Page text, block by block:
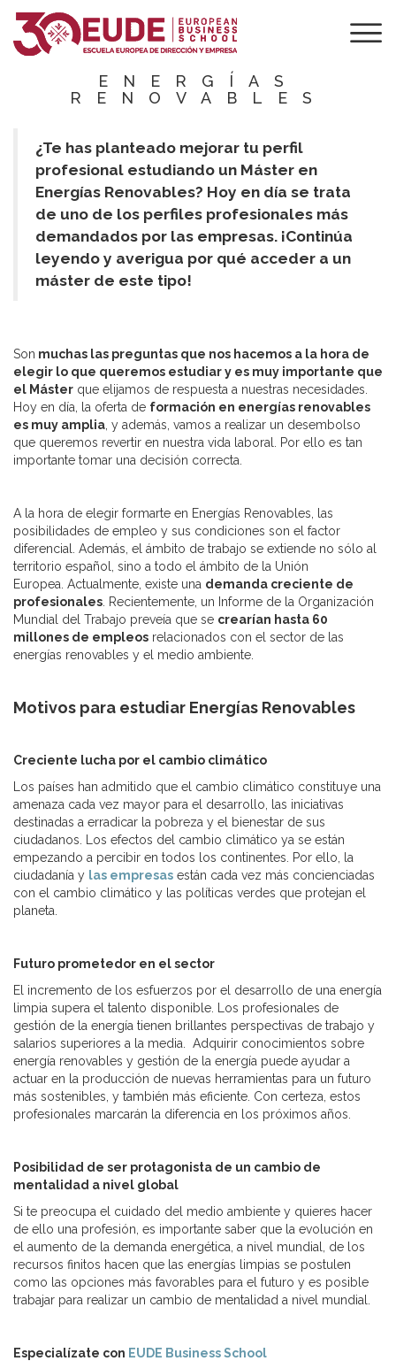
3 RAZONES PARA
ESTUDIAR UN
ENERGÍAS
RENOVABLES
¿Te has planteado mejorar tu perfil
profesional estudiando un Máster en
Energías Renovables? Hoy en día se trata
de uno de los perfiles profesionales más
demandados por las empresas. ¡Continúa
leyendo y averigua por qué acceder a un
máster de este tipo!
Son muchas las preguntas que nos hacemos a la hora de
elegir lo que queremos estudiar y es muy importante que
el Máster que elijamos de respuesta a nuestras necesidades.
Hoy en día, la oferta de formación en energías renovables
es muy amplia , y además, vamos a realizar un desembolso
que queremos revertir en nuestra vida laboral. Por ello es tan
importante tomar una decisión correcta.
A la hora de elegir formarte en Energías Renovables, las
posibilidades de empleo y sus condiciones son el factor
diferencial. Además, el ámbito de trabajo se extiende no sólo al
territorio español, sino a todo el ámbito de la Unión
Europea. Actualmente, existe una demanda creciente de
profesionales . Recientemente, un Informe de la Organización
Mundial del Trabajo preveía que se crearían hasta 60
millones de empleos relacionados con el sector de las
energías renovables y el medio ambiente.
Motivos para estudiar Energías Renovables
Creciente lucha por el cambio climático
Los países han admitido que el cambio climático constituye una
amenaza cada vez mayor para el desarrollo, las iniciativas
destinadas a erradicar la pobreza y el bienestar de sus
ciudadanos. Los efectos del cambio climático ya se están
empezando a percibir en todos los continentes. Por ello, la
ciudadanía y las empresas están cada vez más concienciadas
con el cambio climático y las políticas verdes que protejan el
planeta.
Futuro prometedor en el sector
El incremento de los esfuerzos por el desarrollo de una energía
limpia supera el talento disponible. Los profesionales de
gestión de la energía tienen brillantes perspectivas de trabajo y
salarios superiores a la media. Adquirir conocimientos sobre
energía renovables y gestión de la energía puede ayudar a
actuar en la producción de nuevas herramientas para un futuro
más sostenibles, y también más eficiente. Con certeza, estos
profesionales marcarán la diferencia en los próximos años.
Posibilidad de ser protagonista de un cambio de
mentalidad a nivel global
Si te preocupa el cuidado del medio ambiente y quieres hacer
de ello una profesión, es importante saber que la evolución en
el aumento de la demanda energética, a nivel mundial, de los
recursos finitos hacen que las energías limpias se postulen
como las opciones más favorables para el futuro y es posible
trabajar para realizar un cambio de mentalidad a nivel mundial.
Especialízate con EUDE Business School